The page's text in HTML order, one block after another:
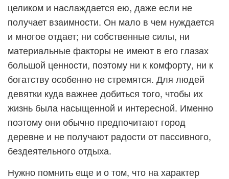
целиком и наслаждается ею, даже если не
получает взаимности. Он мало в чем нуждается
и многое отдает; ни собственные силы, ни
материальные факторы не имеют в его глазах
большой ценности, поэтому ни к комфорту, ни к
богатству особенно не стремятся. Для людей
девятки куда важнее добиться того, чтобы их
жизнь была насыщенной и интересной. Именно
поэтому они обычно предпочитают город
деревне и не получают радости от пассивного,
бездеятельного отдыха.
Нужно помнить еще и о том, что на характер